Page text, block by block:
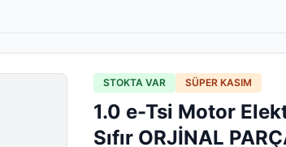
STOKTA VAR SÜPER KASIM
1.0 e-Tsi Motor
Sıfır ORJİNAL